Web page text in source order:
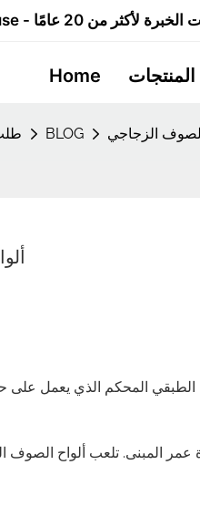
Home المنتجات
BLOG الزجاجي
المحكم الذي يعمل على